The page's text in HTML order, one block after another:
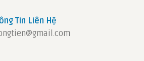
Tin Liên Hệ